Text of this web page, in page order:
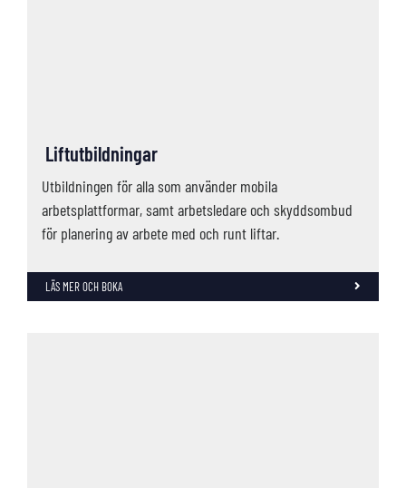
Liftutbildningar
Utbildningen för alla som använder mobila
arbetsplattformar, samt arbetsledare och skyddsombud
för planering av arbete med och runt liftar.
LÄS MER OCH BOKA